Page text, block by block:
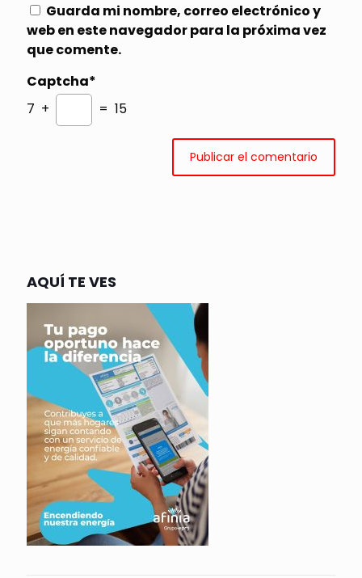
Guarda mi nombre, correo electrónico y
web en este navegador para la próxima vez
que comente.
Captcha*
7 +
= 15
AQUÍ TE VES